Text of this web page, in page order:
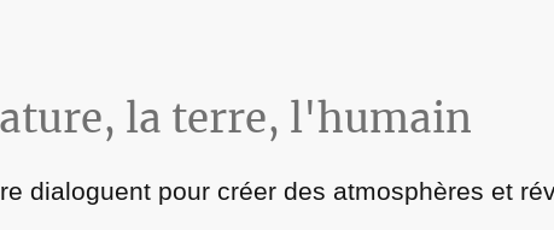
la terre, l'humain
dialoguent pour créer des atmosphères et